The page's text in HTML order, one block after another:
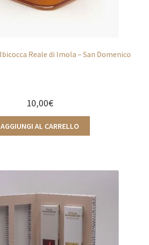
Reale di Imola – San Domenico
10,00€
AGGIUNGI AL CARRELLO